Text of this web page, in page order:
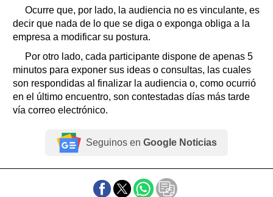
Ocurre que, por lado, la audiencia no es vinculante, es
decir que nada de lo que se diga o exponga obliga a la
empresa a modificar su postura.
Por otro lado, cada participante dispone de apenas 5
minutos para exponer sus ideas o consultas, las cuales
son respondidas al finalizar la audiencia o, como ocurrió
en el último encuentro, son contestadas días más tarde
vía correo electrónico.
Seguinos en Google Noticias